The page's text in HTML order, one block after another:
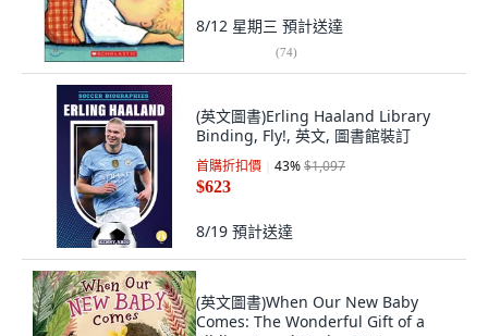
8/12 星期三 預計送達
(74)
(英文圖書)Erling Haaland Library
Binding, Fly!, 英文, 圖書館裝訂
首購折扣價 43%$1,097
$623
8/19 預計送達
(英文圖書)When Our New Baby
Comes: The Wonderful Gift of a